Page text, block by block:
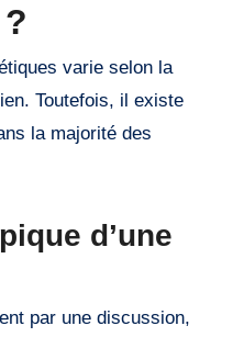
varie selon la
Toutefois, il existe
la majorité des
d’une
par une discussion,